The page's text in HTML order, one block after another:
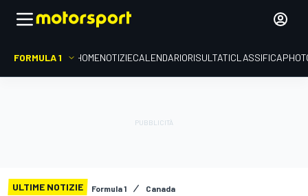
FORMULA 1 HOMENOTIZIECALENDARIORISULTATICLASSIFICA
ULTIME NOTIZIE Formula 1 Canada